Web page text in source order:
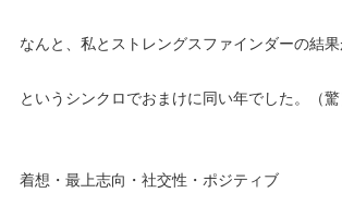
なんと、私とストレングスファインダーの結
というシンクロでおまけに同い年でした。（驚
着想・最上志向・社交性・ポジティブ